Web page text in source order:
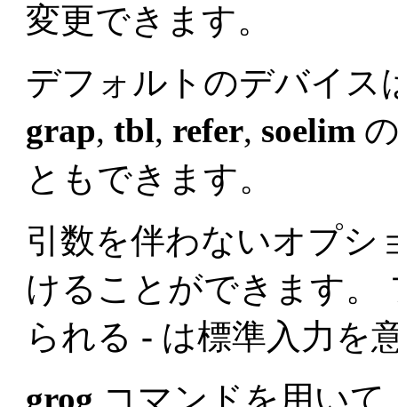
変更できます。
デフォルトのデバイス
grap,tbl, refer, soelim
ともできます。
引数を伴わないオプシ
けることができます。
られる - は標準入力を
grog コマンドを用い